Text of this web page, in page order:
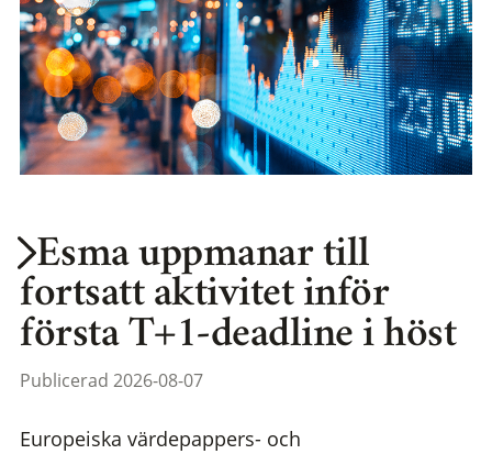
Esma uppmanar till
fortsatt aktivitet inför
första T+1-deadline i höst
Publicerad 2026-08-07
Europeiska värdepappers- och